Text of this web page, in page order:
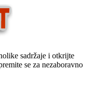
sadržaje i otkrijte
se za nezaboravno